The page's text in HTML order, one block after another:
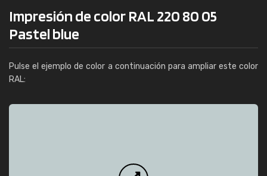
Impresión de color RAL 220 80 05
Pastel blue
Pulse el ejemplo de color a continuación para ampliar este color
RAL: